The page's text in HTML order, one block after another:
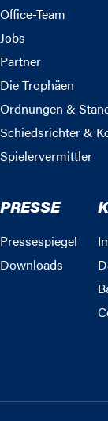
Office-Team
Jobs
Partner
Die Trophäen
Ordnungen &
Schiedsrichter &
Spielervermittler
PRESSE
Pressespiegel
Downloads